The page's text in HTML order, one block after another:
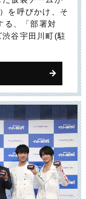
を呼びかけ、そ
る、「部署対
谷宇田川町(駐